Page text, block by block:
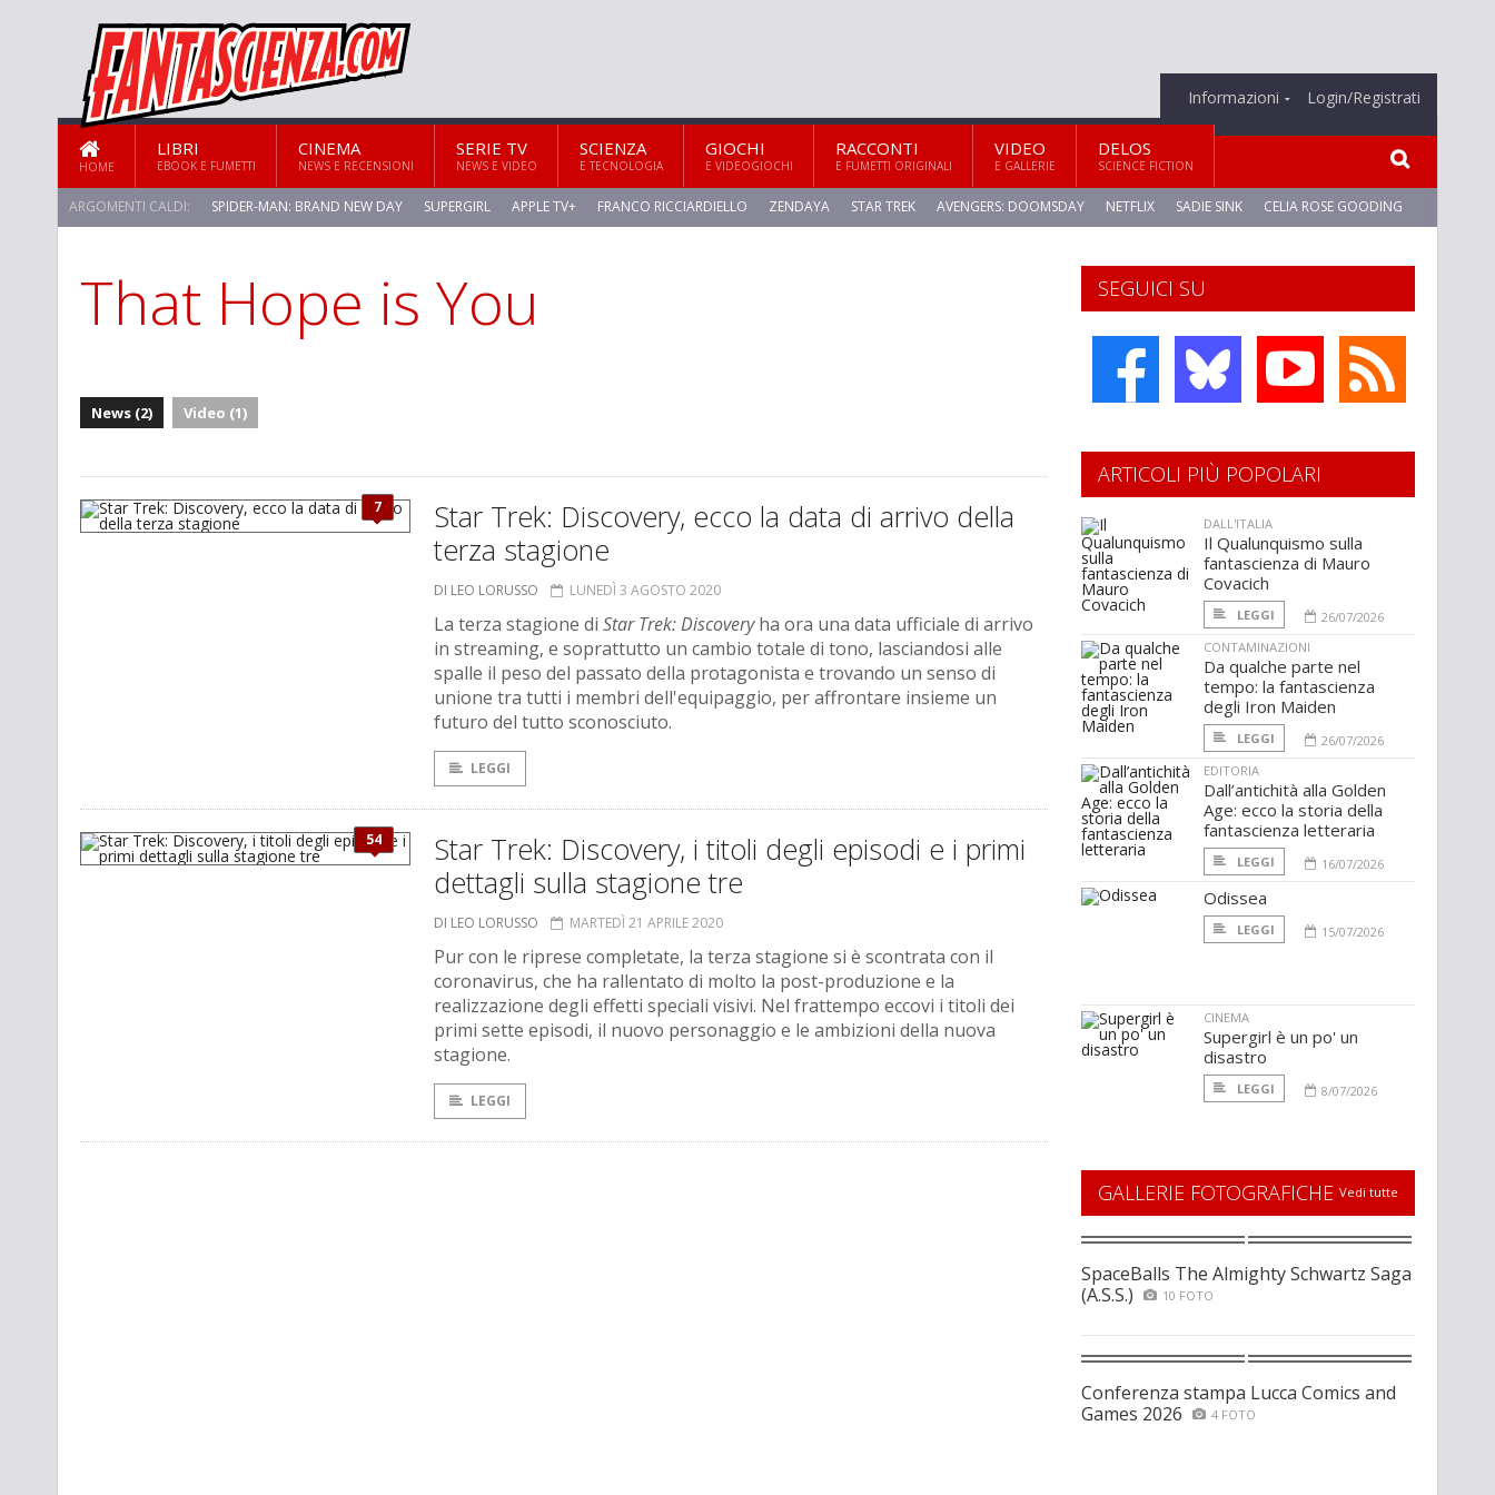
Informazioni Login/Registrati
HOME
LIBRI
EBOOK E FUMETTI
CINEMA
NEWS E RECENSIONI
SERIE TV
NEWS E VIDEO
SCIENZA
E TECNOLOGIA
GIOCHI
E VIDEOGIOCHI
RACCONTI
E FUMETTI ORIGINALI
VIDEO
E GALLERIE
DELOS
SCIENCE FICTION
ARGOMENTI CALDI: SPIDER-MAN: BRAND NEW DAY SUPERGIRL APPLE TV+ FRANCO RICCIARDIELLO ZENDAYA STAR TREK AVENGERS: DOOMSDAY NETFLIX SADIE SINK CELIA ROSE GOODING
That Hope is You
News (2) Video (1)
7
Star Trek: Discovery, ecco la data di arrivo della
terza stagione
DI LEO LORUSSO LUNEDÌ 3 AGOSTO 2020
La terza stagione di Star Trek: Discoveryha ora una data ufficiale di arrivo
in streaming, e soprattutto un cambio totale di tono, lasciandosi alle
spalle il peso del passato della protagonista e trovando un senso di
unione tra tutti i membri dell'equipaggio, per affrontare insieme un
futuro del tutto sconosciuto.
LEGGI
54
Star Trek: Discovery, i titoli degli episodi e i primi
dettagli sulla stagione tre
DI LEO LORUSSO MARTEDÌ 21 APRILE 2020
Pur con le riprese completate, la terza stagione si è scontrata con il
coronavirus, che ha rallentato di molto la post-produzione e la
realizzazione degli effetti speciali visivi. Nel frattempo eccovi i titoli dei
primi sette episodi, il nuovo personaggio e le ambizioni della nuova
stagione.
LEGGI
SEGUICI SU
ARTICOLI PIÙ POPOLARI
DALL'ITALIA
Il Qualunquismo sulla
fantascienza di Mauro
Covacich
LEGGI
26/07/2026
CONTAMINAZIONI
Da qualche parte nel
tempo: la fantascienza
degli Iron Maiden
LEGGI
26/07/2026
EDITORIA
Dall’antichità alla Golden
Age: ecco la storia della
fantascienza letteraria
LEGGI 16/07/2026
Odissea
LEGGI 15/07/2026
CINEMA
Supergirl è un po' un
disastro
LEGGI 8/07/2026
GALLERIE FOTOGRAFICHE Vedi tutte
SpaceBalls The Almighty Schwartz Saga
(A.S.S.)
10 FOTO
Conferenza stampa Lucca Comics and
Games 2026
4 FOTO